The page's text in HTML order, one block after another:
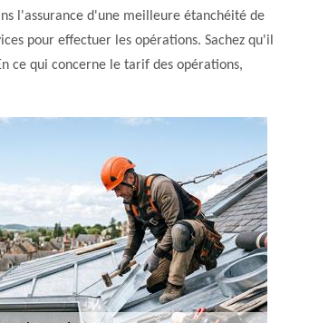
l'assurance d'une meilleure étanchéité de
pour effectuer les opérations. Sachez qu'il
ce qui concerne le tarif des opérations,